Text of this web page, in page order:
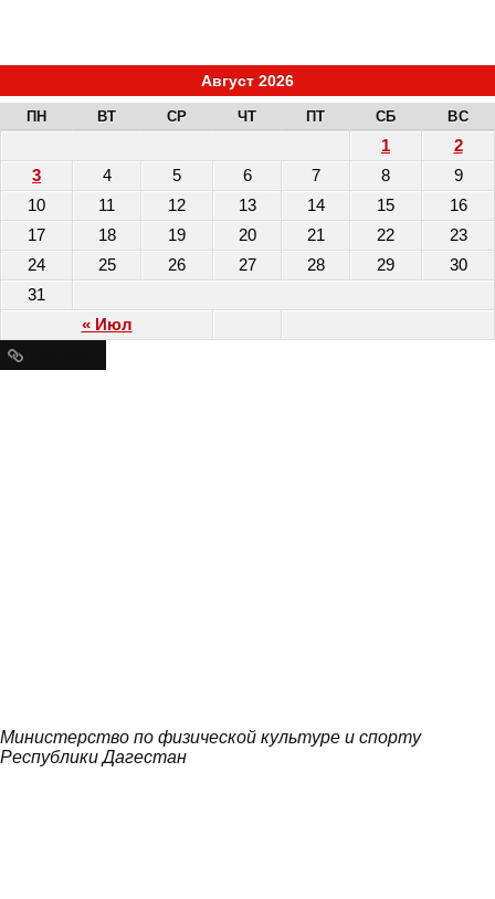
Август 2026
ПН ВТ СР ЧТ ПТ СБ ВС
« Июл
1
2
3
4 5 6 7 8
9
10
11 12 13 14 15
16
17
18 19 20 21 22
23
24
25 26 27 28 29
30
31
Министерство по физической культуре и спорту
Республики Дагестан